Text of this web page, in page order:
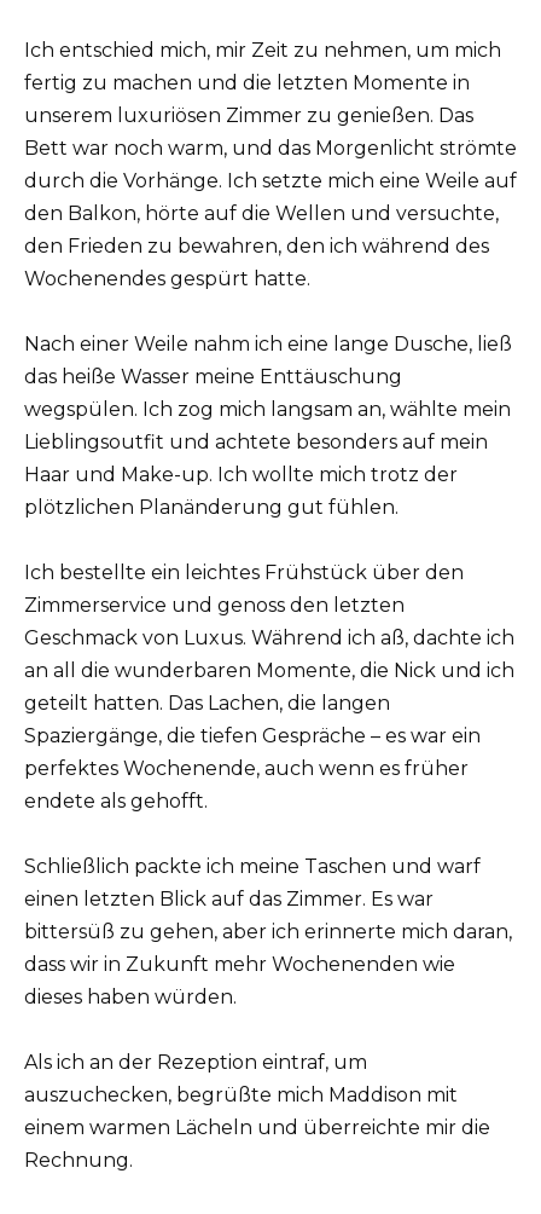
Ich entschied mich, mir Zeit zu nehmen, um mich
fertig zu machen und die letzten Momente in
unserem luxuriösen Zimmer zu genießen. Das
Bett war noch warm, und das Morgenlicht strömte
durch die Vorhänge. Ich setzte mich eine Weile auf
den Balkon, hörte auf die Wellen und versuchte,
den Frieden zu bewahren, den ich während des
Wochenendes gespürt hatte.
Nach einer Weile nahm ich eine lange Dusche, ließ
das heiße Wasser meine Enttäuschung
wegspülen. Ich zog mich langsam an, wählte mein
Lieblingsoutfit und achtete besonders auf mein
Haar und Make-up. Ich wollte mich trotz der
plötzlichen Planänderung gut fühlen.
Ich bestellte ein leichtes Frühstück über den
Zimmerservice und genoss den letzten
Geschmack von Luxus. Während ich aß, dachte ich
an all die wunderbaren Momente, die Nick und ich
geteilt hatten. Das Lachen, die langen
Spaziergänge, die tiefen Gespräche – es war ein
perfektes Wochenende, auch wenn es früher
endete als gehofft.
Schließlich packte ich meine Taschen und warf
einen letzten Blick auf das Zimmer. Es war
bittersüß zu gehen, aber ich erinnerte mich daran,
dass wir in Zukunft mehr Wochenenden wie
dieses haben würden.
Als ich an der Rezeption eintraf, um
auszuchecken, begrüßte mich Maddison mit
einem warmen Lächeln und überreichte mir die
Rechnung.